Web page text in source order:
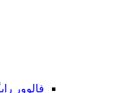
فالوور